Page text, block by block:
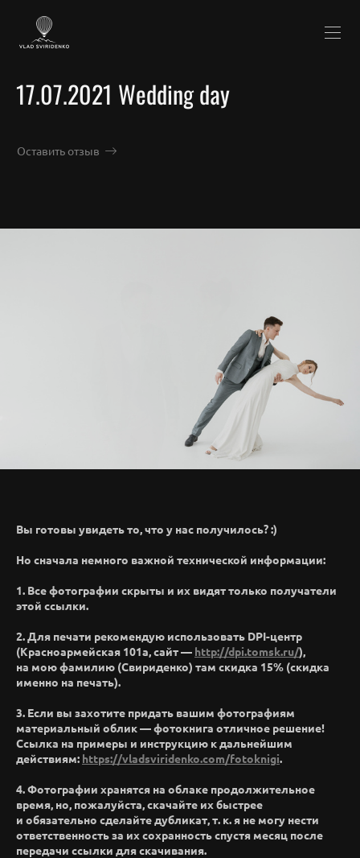
17.07.2021 Wedding day
Оставить отзыв
Вы готовы увидеть то, что у нас получилось? :)
Но сначала немного важной технической информации:
1. Все фотографии скрыты и их видят только получатели
этой ссылки.
2. Для печати рекомендую использовать DPI-центр
(Красноармейская 101а, сайт — http://dpi.tomsk.ru/),
на мою фамилию (Свириденко) там скидка 15% (скидка
именно на печать).
3. Если вы захотите придать вашим фотографиям
материальный облик — фотокнига отличное решение!
Ссылка на примеры и инструкцию к дальнейшим
действиям: https://vladsviridenko.com/fotoknigi.
4. Фотографии хранятся на облаке продолжительное
время, но, пожалуйста, скачайте их быстрее
и обязательно сделайте дубликат, т. к. я не могу нести
ответственность за их сохранность спустя месяц после
передачи ссылки для скачивания.